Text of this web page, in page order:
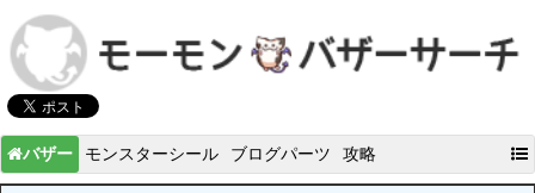
バザー モンスターシール ブログパーツ 攻略